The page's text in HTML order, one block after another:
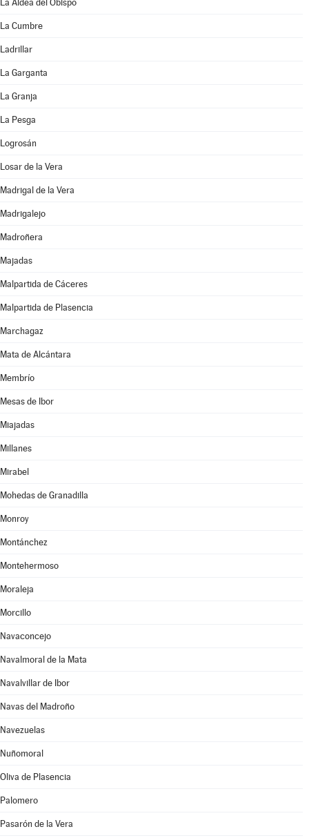
La Aldea del Obispo
La Cumbre
Ladrillar
La Garganta
La Granja
La Pesga
Logrosán
Losar de la Vera
Madrigal de la Vera
Madrigalejo
Madroñera
Majadas
Malpartida de Cáceres
Malpartida de Plasencia
Marchagaz
Mata de Alcántara
Membrío
Mesas de Ibor
Miajadas
Millanes
Mirabel
Mohedas de Granadilla
Monroy
Montánchez
Montehermoso
Moraleja
Morcillo
Navaconcejo
Navalmoral de la Mata
Navalvillar de Ibor
Navas del Madroño
Navezuelas
Nuñomoral
Oliva de Plasencia
Palomero
Pasarón de la Vera